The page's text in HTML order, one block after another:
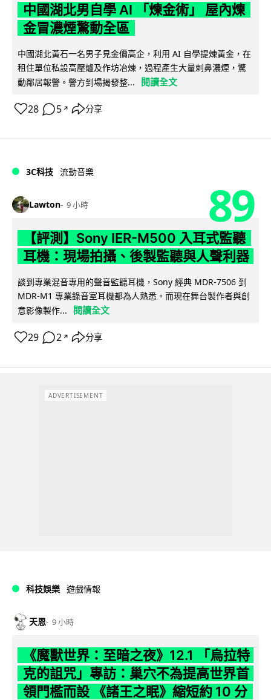
中國湖北男自學 AI 「煉金術」 屋內煉
金冒濃煙驚動全區
中國湖北黃石一名男子見金價高企，利用 AI 自學提煉黃金，在
租住單位私設高壓爐及作坊冶煉，過程產生大量刺鼻濃煙，驚
動鄰居報警。警方到場揭發整...
閱讀全文
28 5 ↗ 分享
3C科技 流動音樂
Lawton 9 小時 89
【評測】Sony IER-M500 入耳式監聽
耳機：現場拍攝、後製監聽與人聲利器
談到專業混音專用的聲音監聽耳機，Sony 經典 MDR-7506 到
MDR-M1 專業錄音室耳機都為人熟悉。而現在舞台製作者與創
意影像製作...
閱讀全文
29 2 ↗ 分享
ADVERTISEMENT
科技娛樂 遊戲情報
天恩 9 小時
《魔獸世界：至暗之夜》12.1 「烏拉特
克的詛咒」專訪：巢穴不為提高世界首
領門檻而設 《諸王之眠》縮短約 10 分